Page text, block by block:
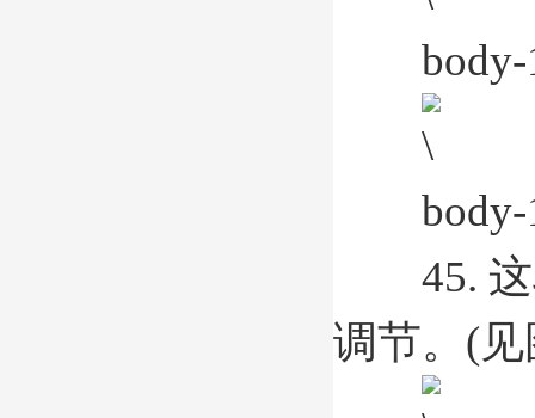
body-
body-
45. 这
调节。(见